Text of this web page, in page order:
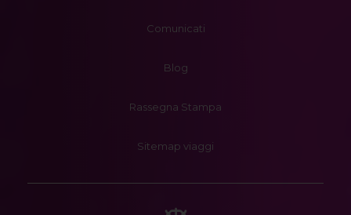
Comunicati
Blog
Rassegna Stampa
Sitemap viaggi